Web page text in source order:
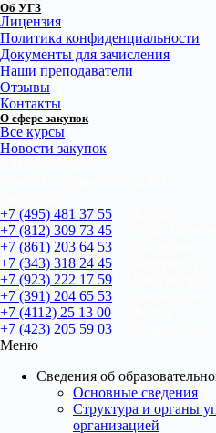
Об УГЗ
Лицензия
Политика конфиденциальности
Документы для зачисления
Наши преподаватели
Отзывы
Контакты
О сфере закупок
Все курсы
Новости закупок
+7 (495) 481 37 55
+7 (812) 309 73 45
+7 (861) 203 64 53
+7 (343) 318 24 45
+7 (923) 222 17 59
+7 (391) 204 65 53
+7 (4112) 25 13 00
+7 (423) 205 59 03
Меню
Сведения об
Основные сведения
Структура и органы
организацией